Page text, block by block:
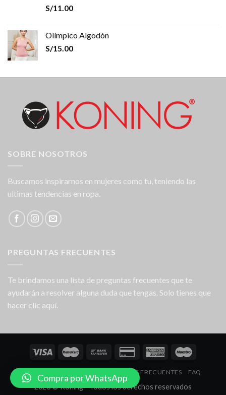
S/11.00
Olímpico Algodón
S/15.00
SOBRE NOSOTROS
Buscamos inspirarnos en mujeres como tu, teniendo las
ultimas tendencias en ropa.
PREGUNTAS FRECUENTES
Te brindamos una lista de preguntas frecuentes que te
ayudarán a resolver alguna duda que tengas. Solo tienes que
hacer clic aquí.
NOSOTROS PREGUNTAS FRECUENTES FAQ
2026 © Koning - Todos los derechos reservados
Compra por WhatsApp